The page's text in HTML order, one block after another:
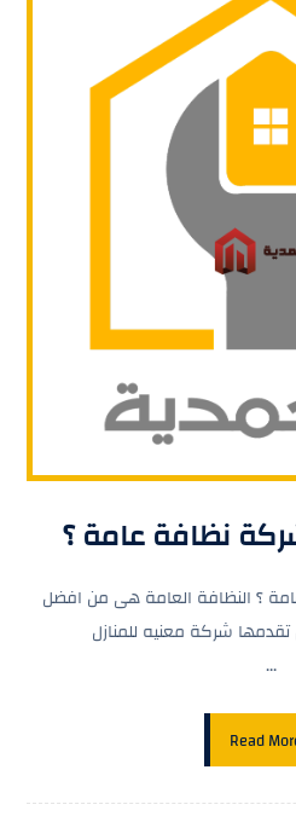
نظافة عامة ؟
؟ النظافة العامة هى من افضل
شركة معنيه للمنازل
...
Read